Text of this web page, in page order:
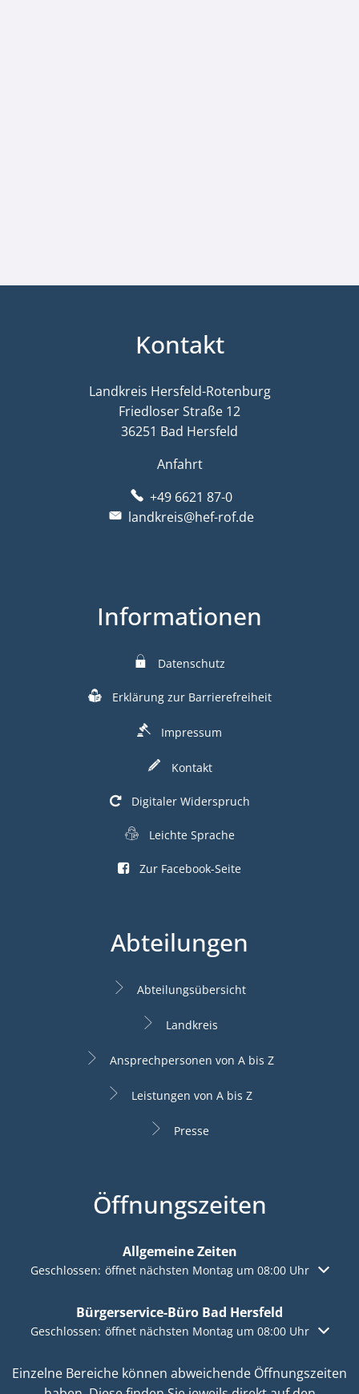
Kontakt
Landkreis Hersfeld-Rotenburg
Friedloser Straße 12
36251 Bad Hersfeld
Anfahrt
+49 6621 87-0
landkreis@hef-rof.de
Informationen
Datenschutz
Erklärung zur Barrierefreiheit
Impressum
Kontakt
Digitaler Widerspruch
Leichte Sprache
Zur Facebook-Seite
Abteilungen
Abteilungsübersicht
Landkreis
Ansprechpersonen von A bis Z
Leistungen von A bis Z
Presse
Öffnungszeiten
Allgemeine Zeiten
Klicken, um weitere Öffnungs- oder Schließzeiten
Geschlossen: öffnet nächsten Montag um 08:00 Uhr
Bürgerservice-Büro Bad Hersfeld
Klicken, um weitere Öffnungs- oder Schließzeiten
Geschlossen: öffnet nächsten Montag um 08:00 Uhr
Einzelne Bereiche können abweichende Öffnungszeiten